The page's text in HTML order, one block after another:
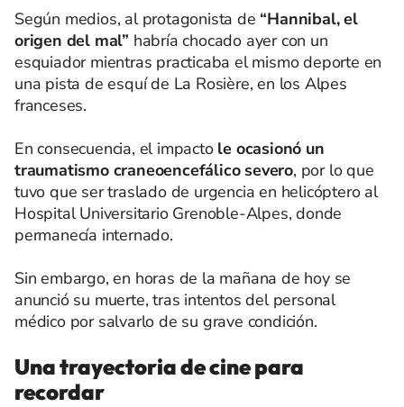
Según medios, al protagonista de “Hannibal, el
origen del mal” habría chocado ayer con un
esquiador mientras practicaba el mismo deporte en
una pista de esquí de La Rosière, en los Alpes
franceses.
En consecuencia, el impacto le ocasionó un
traumatismo craneoencefálico severo, por lo que
tuvo que ser traslado de urgencia en helicóptero al
Hospital Universitario Grenoble-Alpes, donde
permanecía internado.
Sin embargo, en horas de la mañana de hoy se
anunció su muerte, tras intentos del personal
médico por salvarlo de su grave condición.
Una trayectoria de cine para
recordar